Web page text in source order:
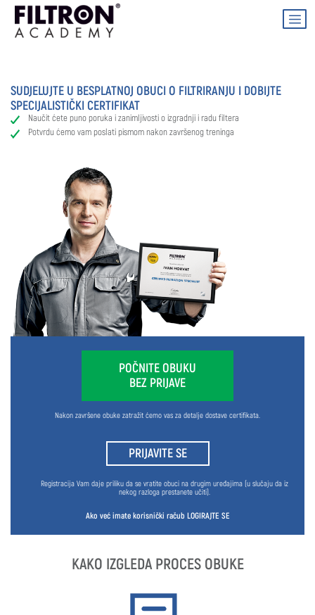
SUDJELUJTE U BESPLATNOJ OBUCI O FILTRIRANJU I DOBIJTE
SPECIJALISTIČKI CERTIFIKAT
Naučit ćete puno poruka i zanimljivosti o izgradnji i radu filtera
Potvrdu ćemo vam poslati pismom nakon završenog treninga
POČNITE OBUKU
BEZ PRIJAVE
Nakon završene obuke zatražit ćemo vas za detalje dostave certifikata.
PRIJAVITE SE
Registracija Vam daje priliku da se vratite obuci na drugim uređajima (u slučaju da iz
nekog razloga prestanete učiti).
Ako već imate korisnički račub LOGIRAJTE SE
KAKO IZGLEDA PROCES OBUKE